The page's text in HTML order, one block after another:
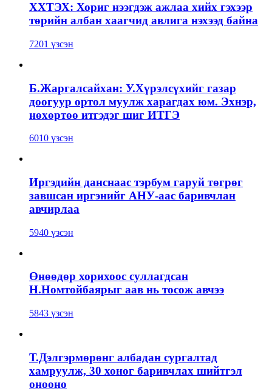
ХХТЭХ: Хориг нээгдэж ажлаа хийх гэхээр
төрийн албан хаагчид авлига нэхээд байна
7201 үзсэн
Б.Жаргалсайхан: У.Хүрэлсүхийг газар
доогуур ортол муулж харагдах юм. Эхнэр,
нөхөртөө итгэдэг шиг ИТГЭ
6010 үзсэн
Иргэдийн данснаас тэрбум гаруй төгрөг
завшсан иргэнийг АНУ-аас баривчлан
авчирлаа
5940 үзсэн
Өнөөдөр хорихоос суллагдсан
Н.Номтойбаярыг аав нь тосож авчээ
5843 үзсэн
Т.Дэлгэрмөрөнг албадан сургалтад
хамруулж, 30 хоног баривчлах шийтгэл
онооно